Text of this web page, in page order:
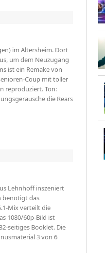
im Altersheim. Dort
um dem Neuzugang
ist ein Remake von
Coup mit toller
reproduziert. Ton:
die Rears
Lehnhoff inszeniert
benötigt das
Mix verteilt die
1080/60p-Bild ist
seitiges Booklet. Die
3 von 6